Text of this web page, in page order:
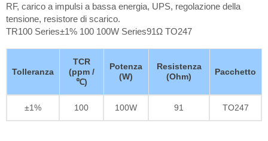
RF, carico a impulsi a bassa energia, UPS, regolazione della
tensione, resistore di scarico.
TR100 Series±1% 100 100W Series91Ω TO247
Tolleranza
TCR
(ppm /
℃)
Potenza
(W)
Resistenza
(Ohm)
Pacchetto
±1% 100 100W 91 TO247